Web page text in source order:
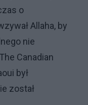
o
Allaha, by
nie
Canadian
był
został